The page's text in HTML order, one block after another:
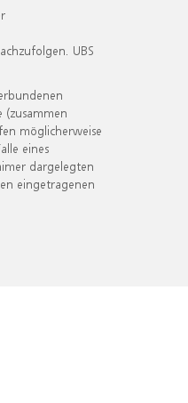
UBS
möglicherweise
eines
dargelegten
eingetragenen